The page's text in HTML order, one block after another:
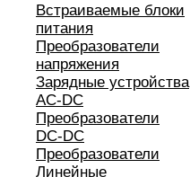
Встраиваемые блоки
питания
Преобразователи
напряжения
Зарядные устройства
AC-DC
Преобразователи
DC-DC
Преобразователи
Линейные